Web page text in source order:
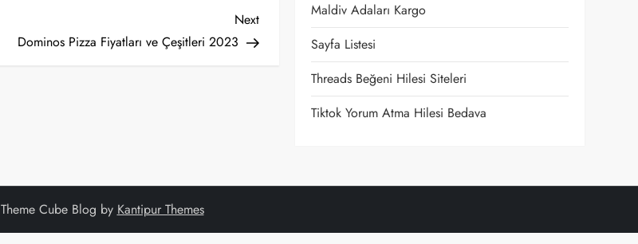
Next
Post
Next
Dominos Pizza Fiyatları ve Çeşitleri 2023
Maldiv Adaları Kargo
Sayfa Listesi
Threads Beğeni Hilesi Siteleri
Tiktok Yorum Atma Hilesi Bedava
Theme Cube Blog by Kantipur Themes